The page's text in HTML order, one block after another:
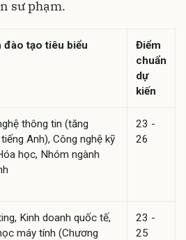
sư phạm.
đào tạo tiêu biểu
Điểm
chuẩn
dự
kiến
thông tin (tăng
Anh), Công nghệ kỹ
học, Nhóm ngành
23 -
26
Kinh doanh quốc tế,
máy tính (Chương
23 -
25